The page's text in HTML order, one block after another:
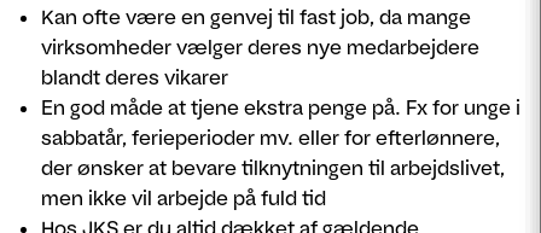
Kan ofte være en genvej til fast job, da mange
virksomheder vælger deres nye medarbejdere
blandt deres vikarer
En god måde at tjene ekstra penge på. Fx for unge i
sabbatår, ferieperioder mv. eller for efterlønnere,
der ønsker at bevare tilknytningen til arbejdslivet,
men ikke vil arbejde på fuld tid
Hos JKS er du altid dækket af gældende